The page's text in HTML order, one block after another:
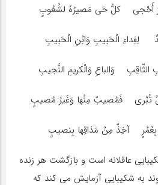
أَحْجی کلُّ حَی مَصیرُهُ لشُعُوبٍ
لِفِداءِ الْحَبیبِ وَابْنِ الْحَبیبِ
الثّاقِبِ وَالباعِ وَالْکریمِ النَّجیبِ
تُبْری فَمُصیبٌ مِنْها وَغَیرُ مُصیبٍ
آخِذٌ مِنْ مَذاقِها بِنصیبٍ
عاقلانه است و بازگشت هر زنده
به شکیبایی آزمایش می کند که